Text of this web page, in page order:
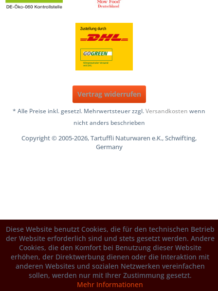
Vertrag widerrufen
* Alle Preise inkl. gesetzl. Mehrwertsteuer zzgl.Versandkosten wenn
nicht anders beschrieben
Copyright © 2005-2026, Tartuffli Naturwaren e.K., Schwifting,
Germany
Diese Website benutzt Cookies, die für den technischen Betrieb
der Website erforderlich sind und stets gesetzt werden. Andere
Cookies, die den Komfort bei Benutzung dieser Website
erhöhen, der Direktwerbung dienen oder die Interaktion mit
anderen Websites und sozialen Netzwerken vereinfachen
sollen, werden nur mit Ihrer Zustimmung gesetzt.
Mehr Informationen